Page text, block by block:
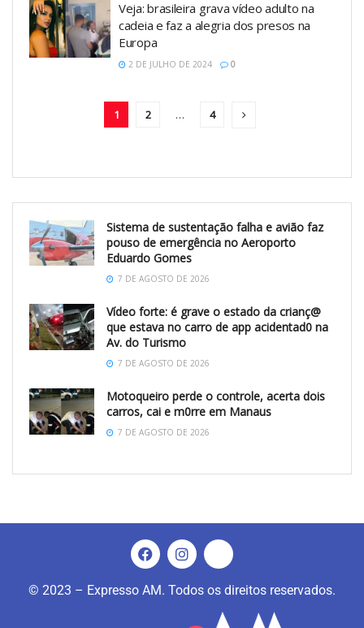
Veja: brasileira grava vídeo adulto na
cadeia e faz a alegria dos presos na
Europa
2 DE JULHO DE 2024 0
1 2 … 4
Sistema de sustentação falha e avião faz
pouso de emergência no Aeroporto
Eduardo Gomes
7 DE AGOSTO DE 2026
Vídeo forte: é grave o estado da crianç@
que estava no carro de app acidentad0 na
Av. do Turismo
7 DE AGOSTO DE 2026
Motoqueiro perde o controle, acerta dois
carros, cai e m0rre em Manaus
7 DE AGOSTO DE 2026
© 2023 – Expresso AM. Todos os direitos reservados.